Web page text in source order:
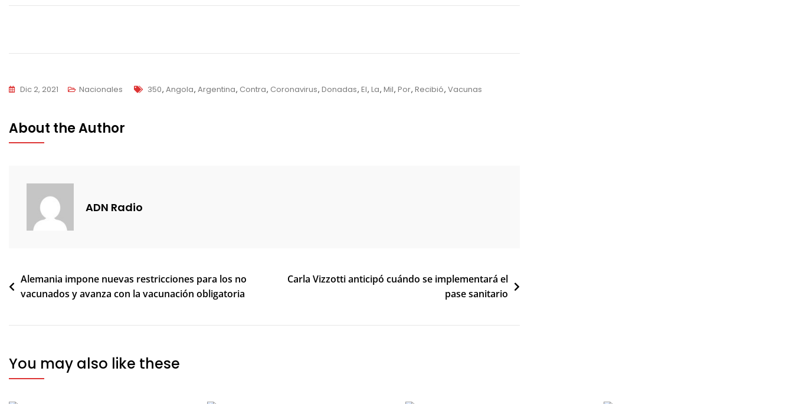
de
Dic 2, 2021 Nacionales Tags
350, Angola, Argentina, Contra, Coronavirus, Donadas, El, La, Mil, Por, Recibió, Vacunas
About the Author
ADN Radio
Navegación
de
entradas
Alemania impone nuevas restricciones para los no
vacunados y avanza con la vacunación obligatoria
Carla Vizzotti anticipó cuándo se implementará el
pase sanitario
You may also like these